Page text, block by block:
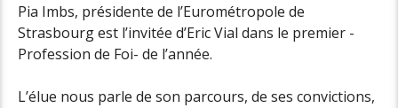
Pia Imbs, présidente de l’Eurométropole de
Strasbourg est l’invitée d’Eric Vial dans le premier -
Profession de Foi- de l’année.
L’élue nous parle de son parcours, de ses convictions,